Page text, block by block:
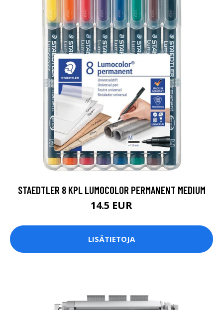
STAEDTLER 8 KPL LUMOCOLOR PERMANENT MEDIUM
14.5 EUR
LISÄTIETOJA